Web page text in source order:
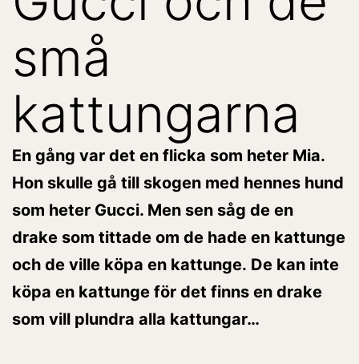
små
kattungarna
En gång var det en flicka som heter Mia.
Hon skulle gå till skogen med hennes hund
som heter Gucci. Men sen såg de en
drake som tittade om de hade en kattunge
och de ville köpa en kattunge. De kan inte
köpa en kattunge för det finns en drake
som vill plundra alla kattungar…